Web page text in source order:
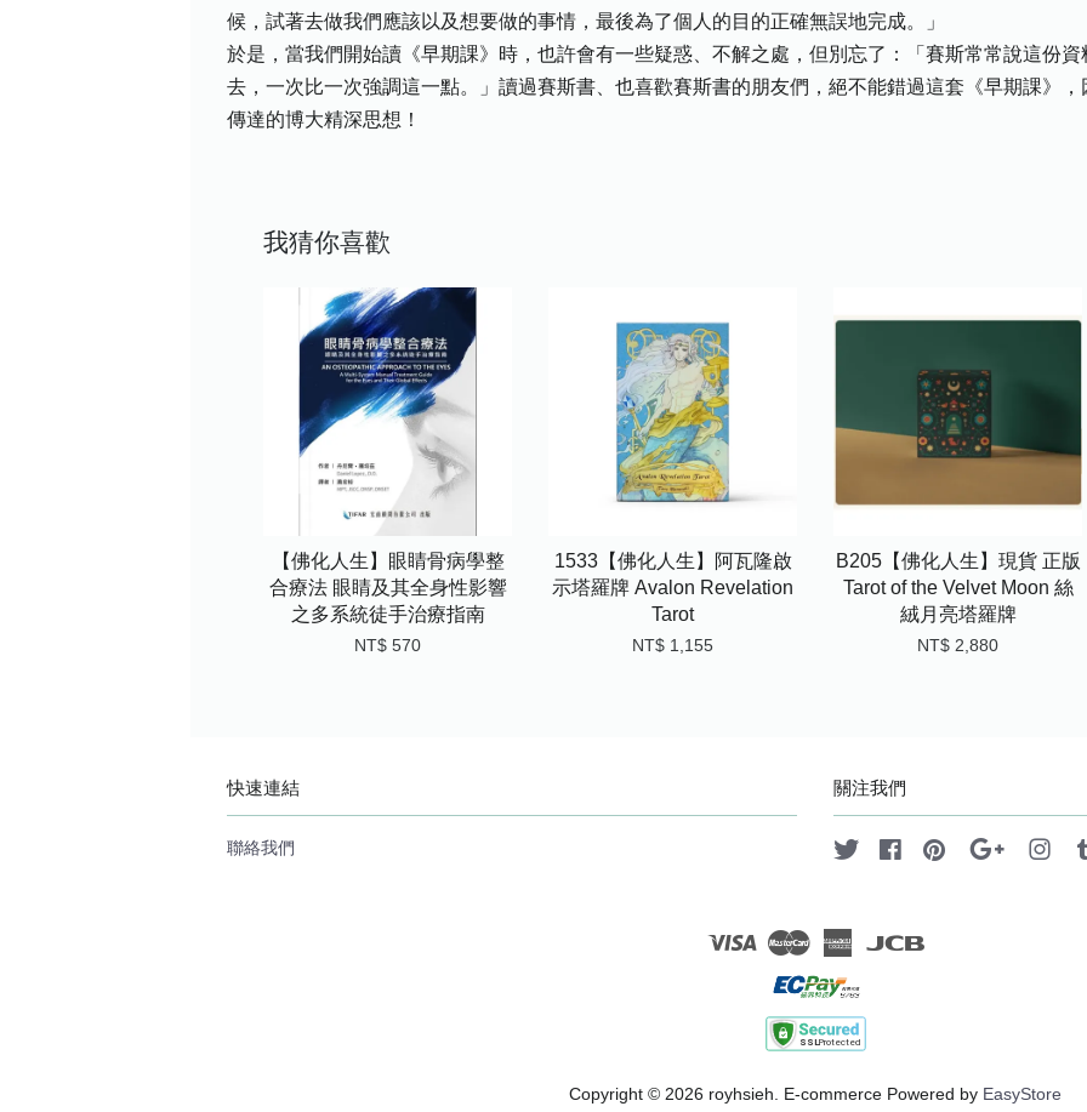
候，試著去做我們應該以及想要做的事情，最後為了個人的目的正確無誤地完成。」
於是，當我們開始讀《早期課》時，也許會有一些疑惑、不解之處，但別忘了：「賽斯常常說這份
去，一次比一次強調這一點。」讀過賽斯書、也喜歡賽斯書的朋友們，絕不能錯過這套《早期課》
傳達的博大精深思想！
我猜你喜歡
【佛化人生】眼睛骨病學整
合療法 眼睛及其全身性影響
之多系統徒手治療指南
NT$ 570
1533【佛化人生】阿瓦隆啟
示塔羅牌 Avalon Revelation
Tarot
NT$ 1,155
B205【佛化人生】現貨 正版
Tarot of the Velvet Moon 絲
絨月亮塔羅牌
NT$ 2,880
快速連結
聯絡我們
關注我們
Twitter FacebookPinterest Google
Visa Master American
Copyright © 2026 royhsieh. E-commerce Powered by EasyStore